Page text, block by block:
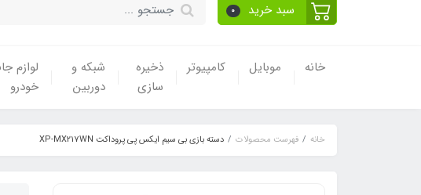
سبد خرید 0
خانه موبایل کامپیوتر
ذخیره
سازی
شبکه و
دوربین
لوازم
خودرو
خانه فهرست محصولات دسته بازی بی سیم ایکس پی پروداکت XP-MX217WN